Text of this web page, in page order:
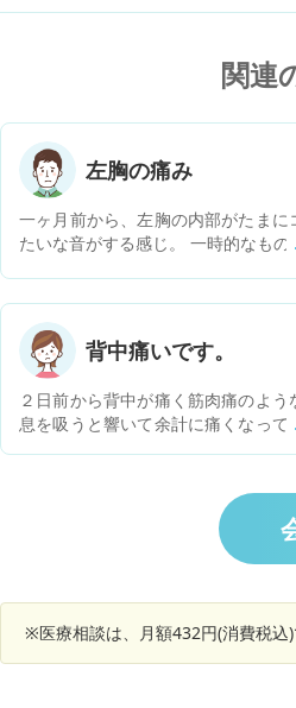
関連
左胸の痛み
一ヶ月前から、左胸の内部がたまに
たいな音がする感じ。 一時的なも
間前に、内科受診。胸のレントゲン
上なし。の結果。 今は、左胸がチ
じ。 問題ないと言われたが、違和感
どうすれば良いのかが、わかりませ
背中痛いです。
２日前から背中が痛く筋肉痛のよう
息を吸うと響いて余計に痛くなって
※医療相談は、月額432円(消費税込